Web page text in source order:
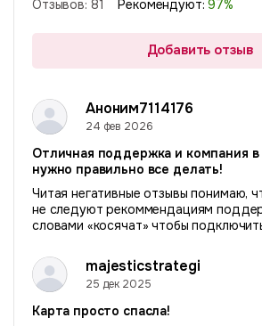
Отзывов: 81 Рекомендуют:97%
Добавить отзыв
Аноним7114176
24 фев 2026
Отличная поддержка и компания
нужно правильно все делать!
Читая негативные отзывы понимаю,
не следуют рекоммендациям
словами «косячат» чтобы
«счастье». Расскажу свою историю. Я
рубежом...majesticstrategi
25 дек 2025
Карта просто спасла!